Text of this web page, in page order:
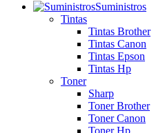
Suministros
Tintas
Tintas Brother
Tintas Canon
Tintas Epson
Tintas Hp
Toner
Sharp
Toner Brother
Toner Canon
Toner Hp